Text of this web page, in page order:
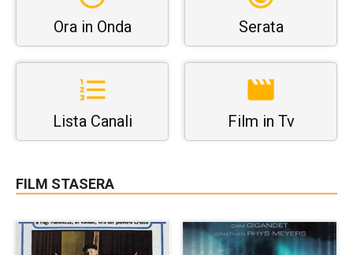
Ora in Onda Serata
Lista Canali Film in Tv
FILM STASERA